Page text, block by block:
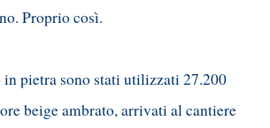
Proprio così.
pietra sono stati utilizzati 27.200
beige ambrato, arrivati al cantiere